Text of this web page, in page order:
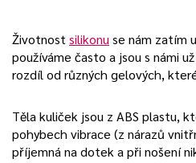
Životnost silikonuse nám zatím
používáme často a jsou s námi
rozdíl od různých gelových,
Těla kuliček jsou z ABS plastu,
pohybech vibrace (z nárazů
příjemná na dotek a při nošení